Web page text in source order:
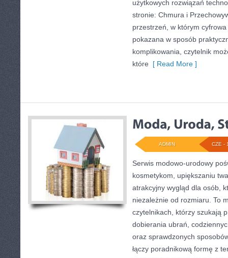
użytkowych rozwiązań
stronie: Chmura i
przestrzeń, w którym
pokazana w sposób
komplikowania, czytelnik
które [ Read More ]
CZE -
ADMIN
Serwis modowo-urodowy
kosmetykom, upiększaniu
atrakcyjny wygląd dla osób,
niezależnie od rozmiaru. To
czytelnikach, którzy szukają
dobierania ubrań,
oraz sprawdzonych
łączy poradnikową formę z